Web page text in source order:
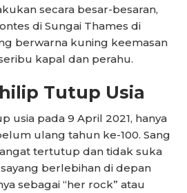
secara besar-besaran,
di Sungai Thames di
berwarna kuning keemasan
kapal dan perahu.
Tutup Usia
usia pada 9 April 2021, hanya
ulang tahun ke-100. Sang
tertutup dan tidak suka
berlebihan di depan
sebagai “her rock” atau